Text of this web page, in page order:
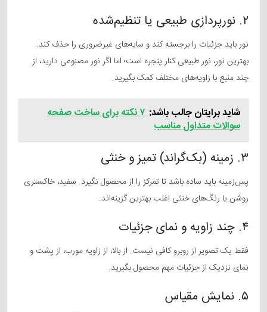
۲. نورپردازی طبیعی یا تنظیم‌شده
نور باید جزئیات را برجسته کند و سایه‌های غیرضروری را حذف کند.
بهترین نور، نور طبیعی کنار پنجره است؛ اما اگر نور مصنوعی دارید، از
چند منبع با زاویه‌های مختلف کمک بگیرید.
شاید برایتان جالب باشد:
۷ نکته برای ساخت صفحه
سوالات متداول مناسب
۳. زمینه (بک‌گراند) تمیز و خنثی
پس‌زمینه باید ساده باشد تا تمرکز را از محصول نگیرد. سفید، خاکستری
روشن یا رنگ‌های خنثی اغلب بهترین گزینه‌اند.
۴. چند زاویه و نمای جزئیات
فقط یک تصویر از روبرو کافی نیست. از بالا، از زاویه مورب، از پشت و
نمای نزدیک از جزئیات مهم محصول بگیرید.
۵. نمایش مقیاس